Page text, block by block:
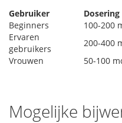
Gebruiker
Dosering
Beginners
100-200
Ervaren
gebruikers
200-400
Vrouwen
50-100
Mogelijke